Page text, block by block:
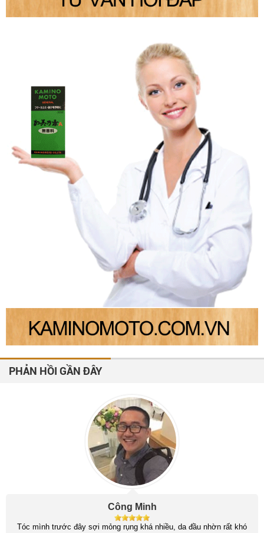
PHẢN HỒI GẦN ĐÂY
Công Minh
Tóc mình trước đây sợi mỏng rụng khá nhiều, da đầu nhờn rất khó